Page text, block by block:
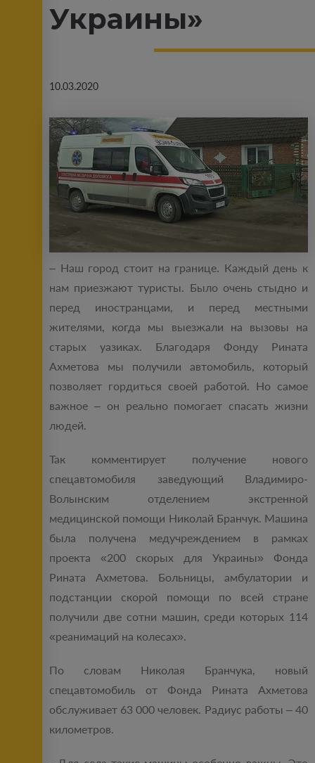
Украины»
10.03.2020
– Наш город стоит на границе. Каждый день к
нам приезжают туристы. Было очень стыдно и
перед иностранцами, и перед местными
жителями, когда мы выезжали на вызовы на
старых уазиках. Благодаря Фонду Рината
Ахметова мы получили автомобиль, который
позволяет гордиться своей работой. Но самое
важное – он реально помогает спасать жизни
людей.
Так комментирует получение нового
спецавтомобиля заведующий Владимиро-
Волынским отделением экстренной
медицинской помощи Николай Бранчук. Машина
была получена медучреждением в рамках
проекта «200 скорых для Украины» Фонда
Рината Ахметова. Больницы, амбулатории и
подстанции скорой помощи по всей стране
получили две сотни машин, среди которых 114
«реанимаций на колесах».
По словам Николая Бранчука, новый
спецавтомобиль от Фонда Рината Ахметова
обслуживает 63 000 человек. Радиус работы – 40
километров.